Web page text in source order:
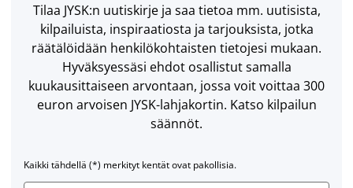
Tilaa JYSK:n uutiskirje ja saa tietoa mm. uutisista,
kilpailuista, inspiraatiosta ja tarjouksista, jotka
räätälöidään henkilökohtaisten tietojesi mukaan.
Hyväksyessäsi ehdot osallistut samalla
kuukausittaiseen arvontaan, jossa voit voittaa 300
euron arvoisen JYSK-lahjakortin. Katso kilpailun
säännöt.
Kaikki tähdellä (*) merkityt kentät ovat pakollisia.